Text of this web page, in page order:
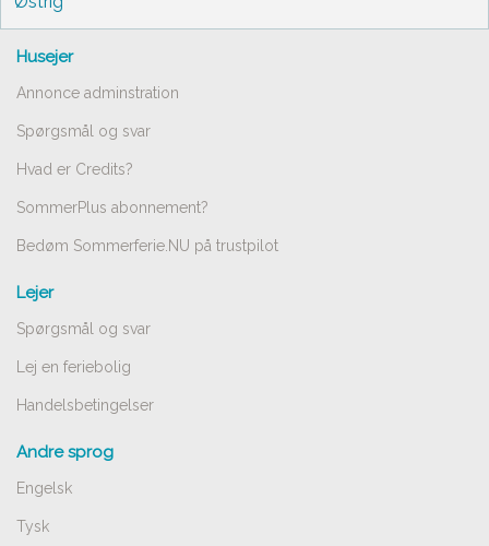
Husejer
Annonce adminstration
Spørgsmål og svar
Hvad er Credits?
SommerPlus abonnement?
Bedøm Sommerferie.NU på trustpilot
Lejer
Spørgsmål og svar
Lej en feriebolig
Handelsbetingelser
Andre sprog
Engelsk
Tysk